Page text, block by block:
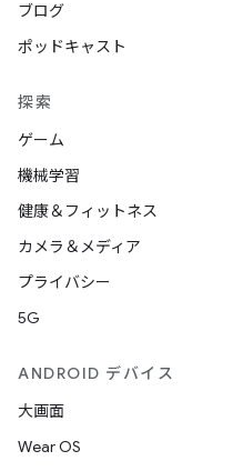
ブログ
ポッドキャスト
探索
ゲーム
機械学習
健康＆フィットネス
カメラ＆メディア
プライバシー
5G
ANDROID デバイス
大画面
Wear OS